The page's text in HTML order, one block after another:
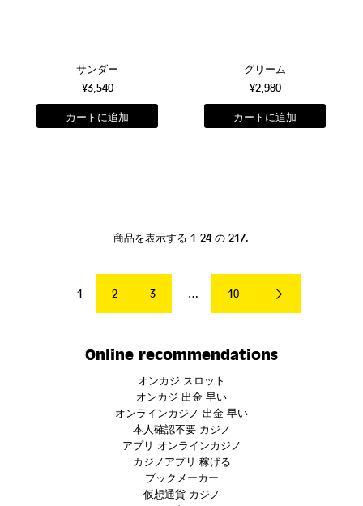
サンダー
¥3,540
グリーム
¥2,980
商品を表示する 1-24 の 217.
1 2 3 … 10
Online recommendations
オンカジ スロット
オンカジ 出金 早い
オンラインカジノ 出金 早い
本人確認不要 カジノ
アプリ オンラインカジノ
カジノアプリ 稼げる
ブックメーカー
仮想通貨 カジノ